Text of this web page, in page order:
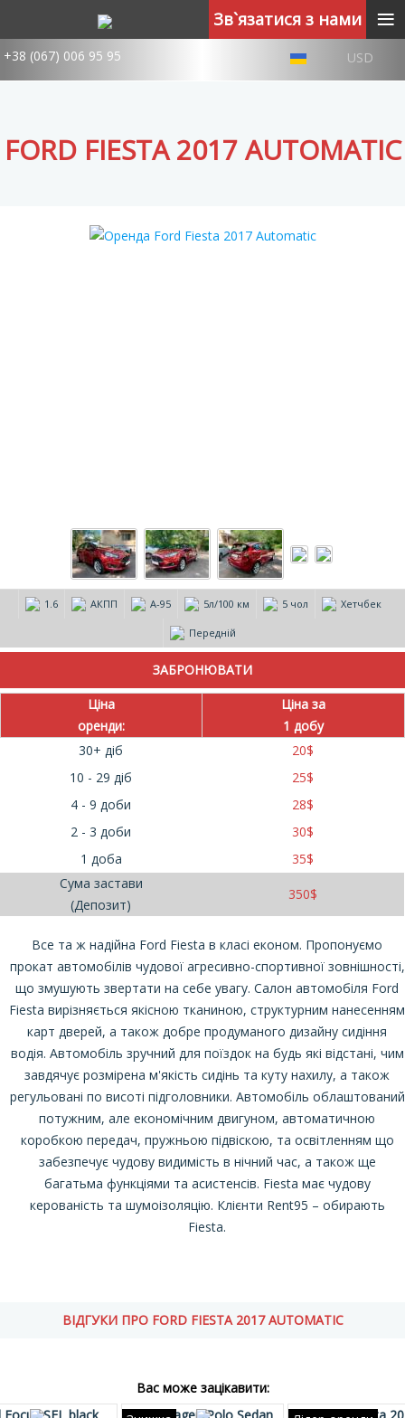
+38 (067) 006 95 95 USD
FORD FIESTA 2017 AUTOMATIC
1.6 АКПП А-95 5л/100 км 5 чол Хетчбек
Передній
Ціна
оренди:
Ціна за
1 добу
30+ діб
20$
10 - 29 діб
25$
4 - 9 доби
28$
2 - 3 доби
30$
1 доба
35$
Сума застави
(Депозит)
350$
Все та ж надійна Ford Fiesta в класі економ. Пропонуємо
прокат автомобілів чудової агресивно-спортивної зовнішності,
що змушують звертати на себе увагу. Салон автомобіля Ford
Fiesta вирізняється якісною тканиною, структурним нанесенням
карт дверей, а також добре продуманого дизайну сидіння
водія. Автомобіль зручний для поїздок на будь які відстані, чим
завдячує розмірена м'якість сидінь та куту нахилу, а також
регульовані по висоті підголовники. Автомобіль облаштований
потужним, але економічним двигуном, автоматичною
коробкою передач, пружньою підвіскою, та освітленням що
забезпечує чудову видимість в нічний час, а також ще
багатьма функціями та асистенсів. Fiesta має чудову
керованість та шумоізоляцію. Клієнти Rent95 – обирають
Fiesta.
ВІДГУКИ ПРО FORD FIESTA 2017 AUTOMATIC
Вас може зацікавити:
Зв`язатися з нами ≡